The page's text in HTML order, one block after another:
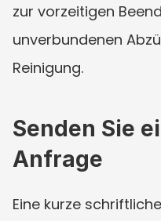
zur vorzeitigen
unverbundenen
Reinigung.
Senden Sie
Anfrage
Eine kurze